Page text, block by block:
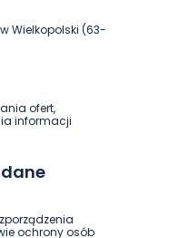
Wielkopolski (63-
ofert,
informacji
ochrony osób
KULTURA I
WYWIADY